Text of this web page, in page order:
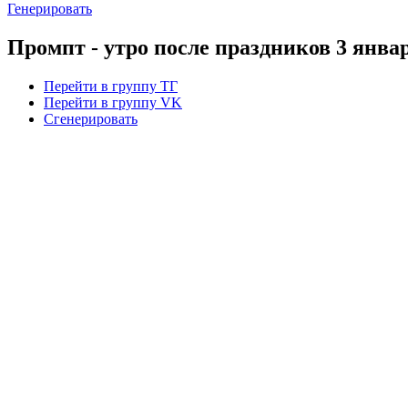
Генерировать
Промпт - утро после праздников 3
Перейти в группу ТГ
Перейти в группу VK
Сгенерировать